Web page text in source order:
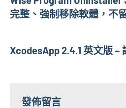
章
覽
完整、強制移除軟體，不
XcodesApp 2.4.1 英文版
發佈留言